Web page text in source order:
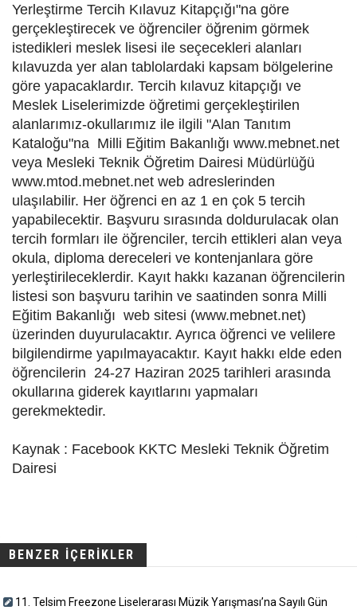
Yerleştirme Tercih Kılavuz Kitapçığı"na göre
gerçekleştirecek ve öğrenciler öğrenim görmek
istedikleri meslek lisesi ile seçecekleri alanları
kılavuzda yer alan tablolardaki kapsam bölgelerine
göre yapacaklardır. Tercih kılavuz kitapçığı ve
Meslek Liselerimizde öğretimi gerçekleştirilen
alanlarımız-okullarımız ile ilgili "Alan Tanıtım
Kataloğu"na Milli Eğitim Bakanlığı www.mebnet.net
veya Mesleki Teknik Öğretim Dairesi Müdürlüğü
www.mtod.mebnet.net web adreslerinden
ulaşılabilir. Her öğrenci en az 1 en çok 5 tercih
yapabilecektir. Başvuru sırasında doldurulacak olan
tercih formları ile öğrenciler, tercih ettikleri alan veya
okula, diploma dereceleri ve kontenjanlara göre
yerleştirileceklerdir. Kayıt hakkı kazanan öğrencilerin
listesi son başvuru tarihin ve saatinden sonra Milli
Eğitim Bakanlığı web sitesi (www.mebnet.net)
üzerinden duyurulacaktır. Ayrıca öğrenci ve velilere
bilgilendirme yapılmayacaktır. Kayıt hakkı elde eden
öğrencilerin 24-27 Haziran 2025 tarihleri arasında
okullarına giderek kayıtlarını yapmaları
gerekmektedir.
Kaynak : Facebook KKTC Mesleki Teknik Öğretim
Dairesi
BENZER İÇERİKLER
11. Telsim Freezone Liselerarası Müzik Yarışması’na Sayılı Gün